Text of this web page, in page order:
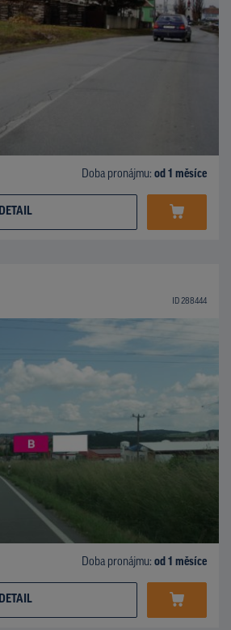
Doba pronájmu: od 1 měsíce
DETAIL
ID 288444
Doba pronájmu: od 1 měsíce
DETAIL